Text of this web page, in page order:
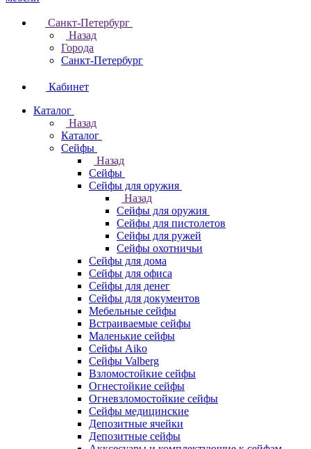
Санкт-Петербург
Назад
Города
Санкт-Петербург
Кабинет
Каталог
Назад
Каталог
Cейфы
Назад
Cейфы
Cейфы для оружия
Назад
Cейфы для оружия
Сейфы для пистолетов
Сейфы для ружей
Сейфы охотничьи
Cейфы для дома
Cейфы для офиса
Сейфы для денег
Сейфы для документов
Мебельные сейфы
Встраиваемые сейфы
Маленькие сейфы
Сейфы Aiko
Сейфы Valberg
Взломостойкие сейфы
Огнестойкие сейфы
Огневзломостойкие сейфы
Сейфы медицинские
Депозитные ячейки
Депозитные сейфы